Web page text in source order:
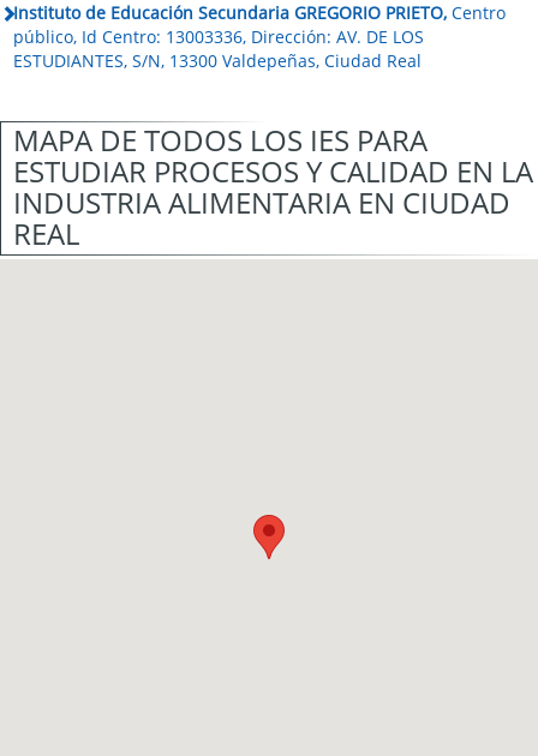
Instituto de Educación Secundaria GREGORIO PRIETO, Centro
público, Id Centro: 13003336, Dirección: AV. DE LOS
ESTUDIANTES, S/N, 13300 Valdepeñas, Ciudad Real
MAPA DE TODOS LOS IES PARA
ESTUDIAR PROCESOS Y CALIDAD EN LA
INDUSTRIA ALIMENTARIA EN CIUDAD
REAL